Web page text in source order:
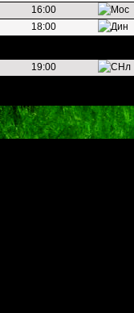
16:00
18:00
19:00